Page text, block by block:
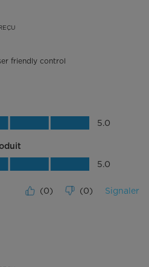
friendly control
5.0 sur 5 5.0
du produit, 5.0
5.0
(0) (0) Signaler